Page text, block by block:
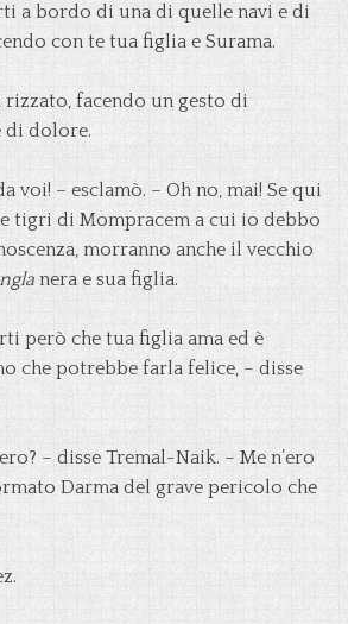
a bordo di una di quelle navi e di
con te tua figlia e Surama.
facendo un gesto di
di dolore.
voi! – esclamò. – Oh no, mai! Se qui
tigri di Mompracem a cui io debbo
morranno anche il vecchio
nera e sua figlia.
però che tua figlia ama ed è
che potrebbe farla felice, – disse
– disse Tremal-Naik. – Me n’ero
Darma del grave pericolo che